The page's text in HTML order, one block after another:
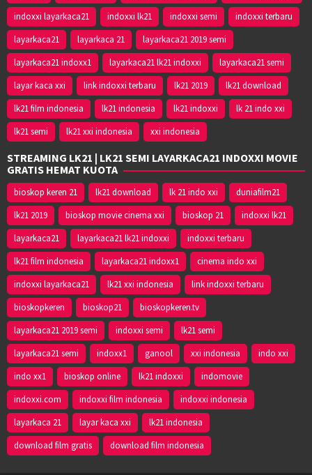
indoxxi layarkaca21
indoxxi lk21 indoxxi semi
indoxxi terbaru
layarkaca21
layarkaca 21
layarkaca21 2019 semi
layarkaca21 indoxx1
layarkaca21 lk21 indoxxi
layarkaca21 semi
layar kaca xxi
link indoxxi terbaru lk21 2019
lk21 download
lk21 film indonesia
lk21 indonesia lk21 indoxxi
lk 21 indo xxi
lk21 semi
lk21 xxi indonesia xxi indonesia
STREAMING LK21 | LK21 SEMI LAYARKACA21 INDOXXI MOVIE
GRATIS HEMAT KUOTA
bioskop keren 21 lk21 download lk 21 indo xxi
duniafilm21
lk21 2019
bioskop movie cinema xxi bioskop 21
indoxxi lk21
layarkaca21
layarkaca21 lk21 indoxxi
indoxxi terbaru
lk21 film indonesia
layarkaca21 indoxx1
cinema indo xxi
indoxxi layarkaca21
lk21 xxi indonesia
link indoxxi terbaru
bioskopkeren
bioskop21
bioskopkeren.tv
layarkaca21 2019 semi
indoxxi semi
lk21 semi
layarkaca21 semi
indoxx1 ganool xxi indonesia
indo xxi
indo xx1
bioskop online lk21 indoxxi
indomovie
indoxxi.com
indoxxi film indonesia
indoxxi indonesia
layarkaca 21
layar kaca xxi
lk21 indonesia
download film gratis
download film indonesia